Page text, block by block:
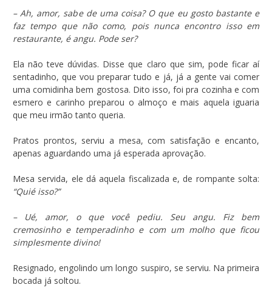
– Ah, amor, sabe de uma coisa? O que eu gosto bastante e
faz tempo que não como, pois nunca encontro isso em
restaurante, é angu. Pode ser?
Ela não teve dúvidas. Disse que claro que sim, pode ficar aí
sentadinho, que vou preparar tudo e já, já a gente vai comer
uma comidinha bem gostosa. Dito isso, foi pra cozinha e com
esmero e carinho preparou o almoço e mais aquela iguaria
que meu irmão tanto queria.
Pratos prontos, serviu a mesa, com satisfação e encanto,
apenas aguardando uma já esperada aprovação.
Mesa servida, ele dá aquela fiscalizada e, de rompante solta:
“Quié isso?”
– Ué, amor, o que você pediu. Seu angu. Fiz bem
cremosinho e temperadinho e com um molho que ficou
simplesmente divino!
Resignado, engolindo um longo suspiro, se serviu. Na primeira
bocada já soltou.